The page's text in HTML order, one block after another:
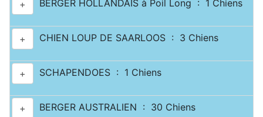
+ BERGER HOLLANDAIS à Poil Long : 1 Chiens
+ CHIEN LOUP DE SAARLOOS : 3 Chiens
+ SCHAPENDOES : 1 Chiens
+ BERGER AUSTRALIEN : 30 Chiens